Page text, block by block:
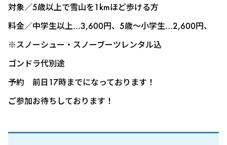
対象／5歳以上で雪山を1kmほど歩ける方
料金／中学生以上…3,600円、 5歳～小学生…2,600円、
※スノーシュー・スノーブーツレンタル込
ゴンドラ代別途
予約 前日 17時までになっております！
ご参加お待ちしております！